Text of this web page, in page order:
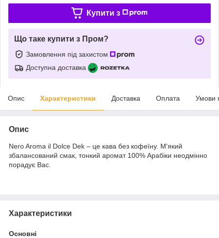
Купити з
Що таке купити з Пром?
Замовлення під захистом
Доступна доставка
Опис Характеристики Доставка Оплата Умови
Опис
Nero Aroma il Dolce Dek – це кава без кофеїну. М'який
збалансований смак, тонкий аромат 100% Арабіки неодмінно
порадує Вас.
Характеристики
Основні